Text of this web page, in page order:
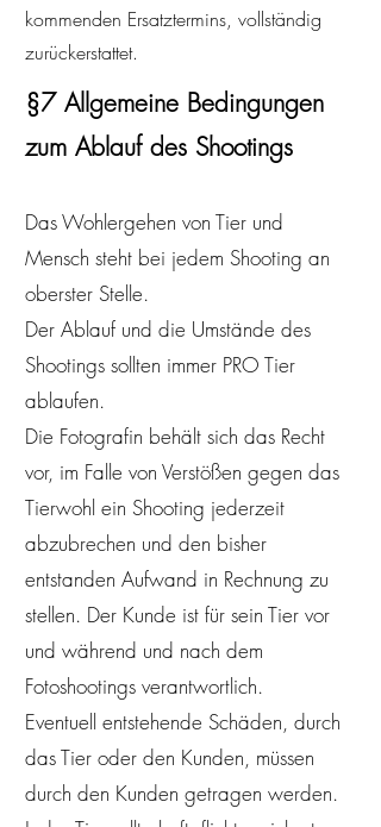
kommenden Ersatztermins, vollständig
zurückerstattet.​​
§7 Allgemeine Bedingungen
zum Ablauf des Shootings
Das Wohlergehen von Tier und
Mensch steht bei jedem Shooting an
oberster Stelle.
Der Ablauf und die Umstände des
Shootings sollten immer PRO Tier
ablaufen.
Die Fotografin behält sich das Recht
vor, im Falle von Verstößen gegen das
Tierwohl ein Shooting jederzeit
abzubrechen und den bisher
entstanden Aufwand in Rechnung zu
stellen. Der Kunde ist für sein Tier vor
und während und nach dem
Fotoshootings verantwortlich.
Eventuell entstehende Schäden, durch
das Tier oder den Kunden, müssen
durch den Kunden getragen werden.